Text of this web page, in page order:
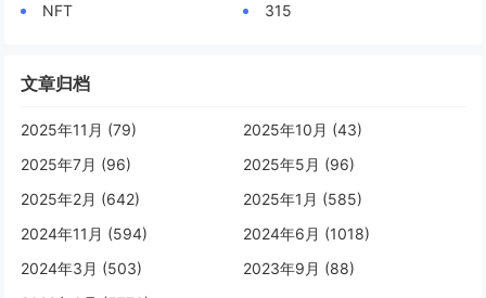
NFT
315
文章归档
2025年11月 (79)
2025年10月 (43)
2025年7月 (96)
2025年5月 (96)
2025年2月 (642)
2025年1月 (585)
2024年11月 (594)
2024年6月 (1018)
2024年3月 (503)
2023年9月 (88)